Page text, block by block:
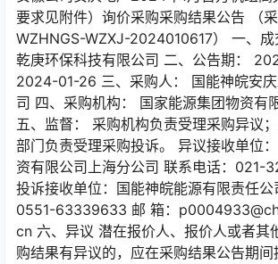
要求见附件）询价采购采购结果公告 （
WZHNGS-WZXJ-2024010617） 一、
乾庚环保科技有限公司 二、公告期：
2024-01-26 三、采购人： 国能神皖安
司 四、采购机构： 国家能源集团物资有
五、监督： 采购机构负责受理采购异议
部门负责受理采购投诉。 异议接收单位
资有限公司上海分公司 联系电话：021-
投诉接收单位：国能神皖能源有限责任公
0551-63339633 邮 箱：
cn 六、异议 潜在报价人、报价人或者其
购结果有异议的，应在采购结果公告期